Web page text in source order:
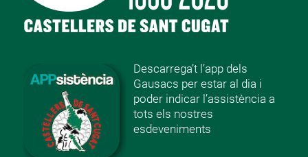
Descarrega’t l’app dels
Gausacs per estar al dia i
poder indicar l’assistència a
tots els nostres
esdeveniments